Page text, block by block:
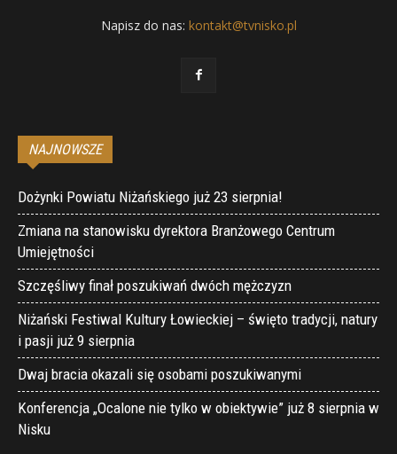
Napisz do nas: kontakt@tvnisko.pl
NAJNOWSZE
Dożynki Powiatu Niżańskiego już 23 sierpnia!
Zmiana na stanowisku dyrektora Branżowego Centrum
Umiejętności
Szczęśliwy finał poszukiwań dwóch mężczyzn
Niżański Festiwal Kultury Łowieckiej – święto tradycji, natury
i pasji już 9 sierpnia
Dwaj bracia okazali się osobami poszukiwanymi
Konferencja „Ocalone nie tylko w obiektywie” już 8 sierpnia w
Nisku